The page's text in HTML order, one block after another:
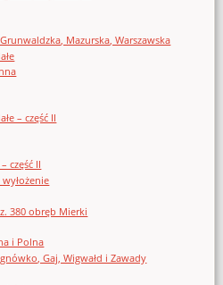
Mazurska, Warszawska
– część II
część II
380 obręb Mierki
i Polna
Gaj, Wigwałd i Zawady